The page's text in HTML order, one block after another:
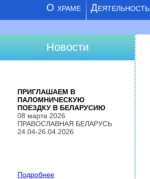
О храме Деятельность
Новости
ПРИГЛАШАЕМ В
ПАЛОМНИЧЕСКУЮ
ПОЕЗДКУ В БЕЛАРУСИЮ
08 марта 2026
ПРАВОСЛАВНАЯ БЕЛАРУСЬ
24.04-26.04.2026
Подробнее